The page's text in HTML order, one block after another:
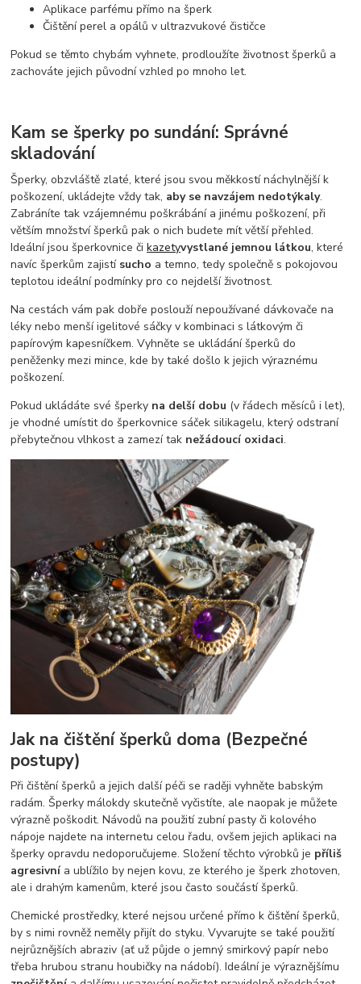
Aplikace parfému přímo na šperk
Čištění perel a opálů v ultrazvukové čističce
Pokud se těmto chybám vyhnete, prodloužíte životnost šperků a
zachováte jejich původní vzhled po mnoho let.
Kam se šperky po sundání: Správné
skladování
Šperky, obzvláště zlaté, které jsou svou měkkostí náchylnější k
poškození, ukládejte vždy tak, aby se navzájem nedotýkaly.
Zabráníte tak vzájemnému poškrábání a jinému poškození, při
větším množství šperků pak o nich budete mít větší přehled.
Ideální jsou šperkovnice čikazetyvystlané jemnou látkou, které
navíc šperkům zajistí sucho a temno, tedy společně s pokojovou
teplotou ideální podmínky pro co nejdelší životnost.
Na cestách vám pak dobře poslouží nepoužívané dávkovače na
léky nebo menší igelitové sáčky v kombinaci s látkovým či
papírovým kapesníčkem. Vyhněte se ukládání šperků do
peněženky mezi mince, kde by také došlo k jejich výraznému
poškození.
Pokud ukládáte své šperky na delší dobu (v řádech měsíců i let),
je vhodné umístit do šperkovnice sáček silikagelu, který odstraní
přebytečnou vlhkost a zamezí tak nežádoucí oxidaci.
Jak na čištění šperků doma (Bezpečné
postupy)
Při čištění šperků a jejich další péči se raději vyhněte babským
radám. Šperky málokdy skutečně vyčistíte, ale naopak je můžete
výrazně poškodit. Návodů na použití zubní pasty či kolového
nápoje najdete na internetu celou řadu, ovšem jejich aplikaci na
šperky opravdu nedoporučujeme. Složení těchto výrobků je příliš
agresivnía ublížilo by nejen kovu, ze kterého je šperk zhotoven,
ale i drahým kamenům, které jsou často součástí šperků.
Chemické prostředky, které nejsou určené přímo k čištění šperků,
by s nimi rovněž neměly přijít do styku. Vyvarujte se také použití
nejrůznějších abraziv (ať už půjde o jemný smirkový papír nebo
třeba hrubou stranu houbičky na nádobí). Ideální je výraznějšímu